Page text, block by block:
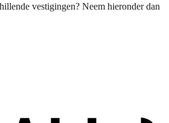
vestigingen? Neem hieronder dan